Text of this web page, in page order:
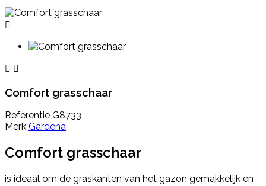

 
Comfort grasschaar
Referentie G8733
Merk Gardena
Comfort grasschaar
is ideaal om de graskanten van het gazon gemakkelijk en